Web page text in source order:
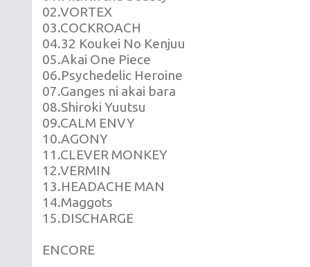
02.VORTEX
03.COCKROACH
04.32 Koukei No Kenjuu
05.Akai One Piece
06.Psychedelic Heroine
07.Ganges ni akai bara
08.Shiroki Yuutsu
09.CALM ENVY
10.AGONY
11.CLEVER MONKEY
12.VERMIN
13.HEADACHE MAN
14.Maggots
15.DISCHARGE
ENCORE